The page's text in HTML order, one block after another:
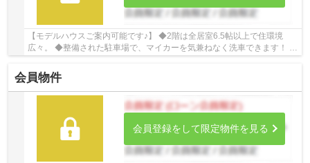
【モデルハウスご案内可能です♪】 ◆2階は全居室6.5帖以上で住環境
広々。 ◆整備された駐車場で、マイカーを気兼ねなく洗車できます！ ◆
会員物件
会員登録をして限定物件を見る